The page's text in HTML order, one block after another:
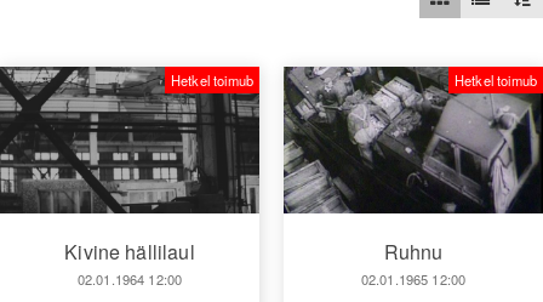
Kivine hällilaul
02.01.1964 12:00
Hetkel toimub
Ruhnu
02.01.1965 12:00
Hetkel toimub